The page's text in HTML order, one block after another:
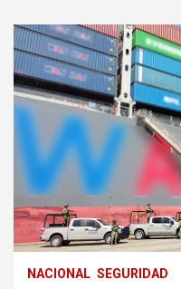
NACIONAL SEGURIDAD